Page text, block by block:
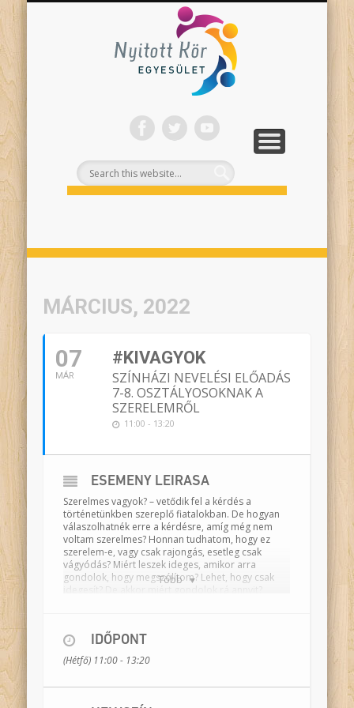
SZÍNHÁZI NEVELÉS
ONLINE PROGRAMJAINK
FELNŐTTEKNEK
PROJEKTEK
RÓLUNK
TÁMOGASS!
MÁRCIUS, 2022
07
MÁR
#KIVAGYOK
SZÍNHÁZI NEVELÉSI ELŐADÁS
7-8. OSZTÁLYOSOKNAK A
SZERELEMRŐL
11:00 - 13:20
Több
ESEMÉNY LEÍRÁSA
Szerelmes vagyok?– vetődik fel a kérdés a
történetünkben szereplő fiatalokban. De hogyan
válaszolhatnék erre a kérdésre, amíg még nem
voltam szerelmes? Honnan tudhatom, hogy ez
szerelem-e, vagy csak rajongás, esetleg csak
vágyódás? Miért leszek ideges, amikor arra
gondolok, hogy megszólítom? Lehet, hogy csak
Történetünkben négy fiatal próbál az iskolai
kihívások mellett eligazodni saját érzései,
gondolatai kavalkádjában. Egyedül nehéz
szokatlan.
IDŐPONT
(Hétfő) 11:00 - 13:20